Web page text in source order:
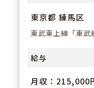
東京都 練馬区
東武東上線「東
給与
月収：215,000